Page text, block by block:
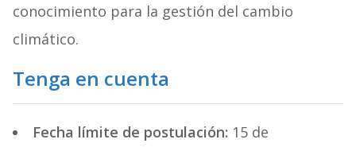
conocimiento para la gestión del cambio
climático.
Tenga en cuenta
Fecha límite de postulación: 15 de